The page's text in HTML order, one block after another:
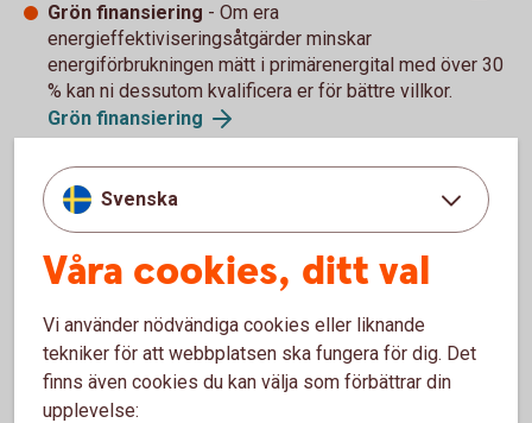
Grön finansiering - Om era
energieffektiviseringsåtgärder minskar
energiförbrukningen mätt i primärenergital med över 30
% kan ni dessutom kvalificera er för bättre villkor.
Grön finansiering
När fastigheten uppnår eller redan uppnått en hög
energiprestanda, alternativt om ni ska bygga en
energieffektiv byggnad så finns även följande fördelaktiga
finansieringsalternativ:
– för energieffektiva byggnader
Grönt fastighetslån
Grön byggnadskredit– vid nyproduktion eller större
ombyggnationer med en miljöcertifiering.
Grön byggnadskredit
Svenska
Våra cookies, ditt val
Vi använder nödvändiga cookies eller liknande
tekniker för att webbplatsen ska fungera för dig. Det
finns även cookies du kan välja som förbättrar din
upplevelse: